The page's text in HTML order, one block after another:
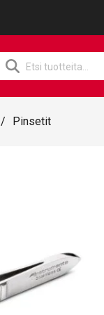
Products
search
/ Pinsetit